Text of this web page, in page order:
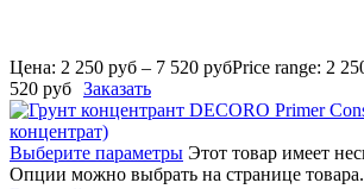
Цена: 2 250 руб – 7 520 рубPrice range: 2
520 руб Заказать
Выберите параметры Этот товар имеет
Опции можно выбрать на странице товара.